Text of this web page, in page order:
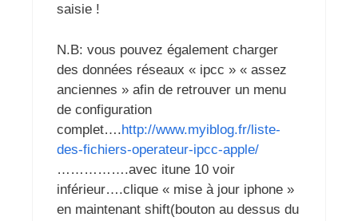
saisie !
N.B: vous pouvez également charger
des données réseaux « ipcc » « assez
anciennes » afin de retrouver un menu
de configuration
complet….http://www.myiblog.fr/liste-
des-fichiers-operateur-ipcc-apple/
…………….avec itune 10 voir
inférieur….clique « mise à jour iphone »
en maintenant shift(bouton au dessus du